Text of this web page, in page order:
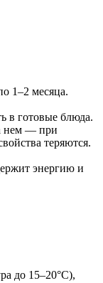
1–2 месяца.
в готовые блюда.
нем — при
теряются.
энергию и
до 15–20°C),